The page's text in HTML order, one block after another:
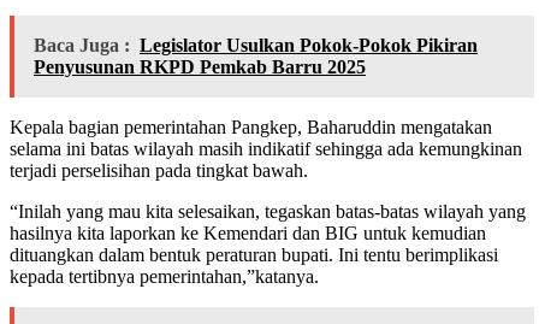
Baca Juga : Legislator Usulkan Pokok-Pokok Pikiran
Penyusunan RKPD Pemkab Barru 2025
Kepala bagian pemerintahan Pangkep, Baharuddin mengatakan
selama ini batas wilayah masih indikatif sehingga ada kemungkinan
terjadi perselisihan pada tingkat bawah.
“Inilah yang mau kita selesaikan, tegaskan batas-batas wilayah yang
hasilnya kita laporkan ke Kemendari dan BIG untuk kemudian
dituangkan dalam bentuk peraturan bupati. Ini tentu berimplikasi
kepada tertibnya pemerintahan,”katanya.